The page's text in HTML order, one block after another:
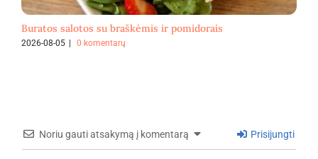
Buratos salotos su braškėmis ir pomidorais
2026-08-05 0 komentarų
Noriu gauti atsakymą į komentarą Prisijungti